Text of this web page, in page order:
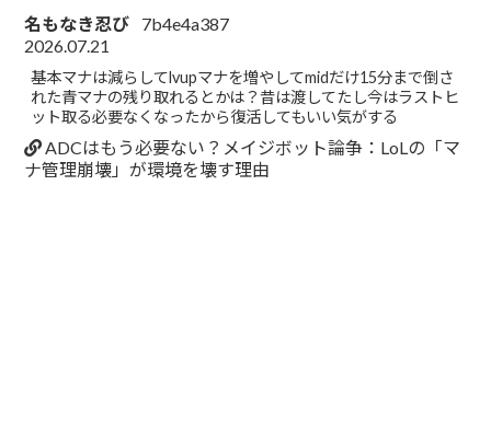
名もなき忍び
7b4e4a387
2026.07.21
基本マナは減らしてlvupマナを増やしてmidだけ15分まで倒さ
れた青マナの残り取れるとかは？昔は渡してたし今はラストヒ
ット取る必要なくなったから復活してもいい気がする
ADCはもう必要ない？メイジボット論争：LoLの「マ
ナ管理崩壊」が環境を壊す理由